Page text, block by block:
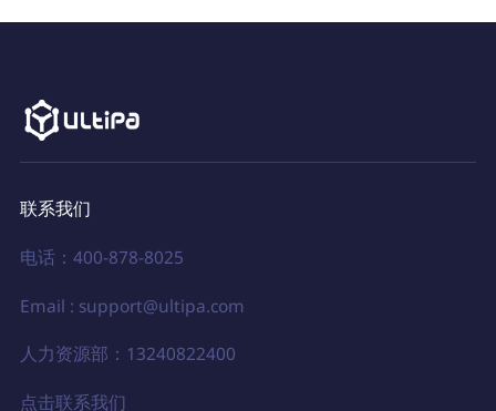
联系我们
电话：400-878-8025
Email : support@ultipa.com
人力资源部：13240822400
点击联系我们